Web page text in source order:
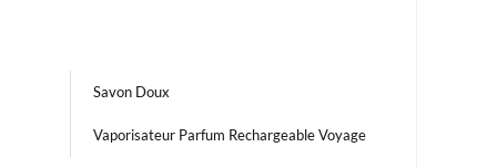
Savon Doux
Vaporisateur Parfum Rechargeable Voyage